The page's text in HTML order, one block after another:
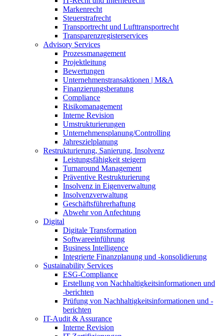
Markenrecht
Steuerstrafrecht
Transportrecht und Lufttransportrecht
Transparenzregisterservices
Advisory Services
Prozessmanagement
Projektleitung
Bewertungen
Unternehmenstransaktionen | M&A
Finanzierungsberatung
Compliance
Risikomanagement
Interne Revision
Umstrukturierungen
Unternehmensplanung/Controlling
Jahreszielplanung
Restrukturierung, Sanierung, Insolvenz
Leistungsfähigkeit steigern
Turnaround Management
Präventive Restrukturierung
Insolvenz in Eigenverwaltung
Insolvenzverwaltung
Geschäftsführerhaftung
Abwehr von Anfechtung
Digital
Digitale Transformation
Softwareeinführung
Business Intelligence
Integrierte Finanzplanung und -konsolidierung
Sustainability Services
ESG-Compliance
Erstellung von Nachhaltigkeitsinformationen und
-berichten
Prüfung von Nachhaltigkeitsinformationen und -
berichten
IT-Audit & Assurance
Interne Revision